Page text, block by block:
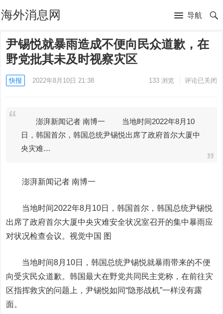
海外消息网 导航
尹锡悦就暴雨造成不便向民众道歉，在
野党批其未及时视察灾区
快报 2022年8月10日 21:38 133浏览 评论已关闭
澎湃新闻记者 南博一 当地时间2022年8月10
日，韩国首尔，韩国总统尹锡悦出席了政府首尔大厦中
央灾难…
澎湃新闻记者 南博一
当地时间2022年8月10日，韩国首尔，韩国总统尹锡悦
出席了政府首尔大厦中央灾难安全状况室召开的集中暴雨应
对状况检查会议。视觉中国 图
当地时间8月10日，韩国总统尹锡悦就暴雨带来的不便
向受灾民众道歉。韩国最大在野党共同民主党称，在前往灾
区指挥救灾的问题上，尹锡悦如同“隐形战机”一样没有露
面。